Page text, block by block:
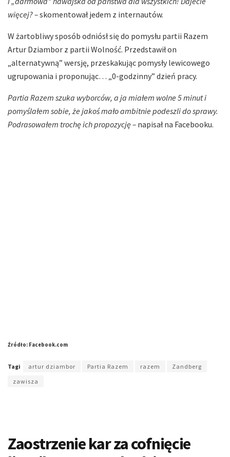
więcej? –skomentował jedem z internautów.
W żartobliwy sposób odniósł się do pomysłu partii Razem
Artur Dziambor z partii Wolność. Przedstawił on
„alternatywną” wersję, przeskakując pomysły lewicowego
ugrupowania i proponując… „0-godzinny” dzień pracy.
Partia Razem szuka wyborców, a ja miałem wolne 5 minut i
pomyślałem sobie, że jakoś mało ambitnie podeszli do sprawy.
Podrasowałem trochę ich propozycję – napisał na Facebooku.
Źródło: Facebook.com
Tagi artur dziambor Partia Razem razem
Zandberg
zawisza
Zaostrzenie kar za cofnięcie